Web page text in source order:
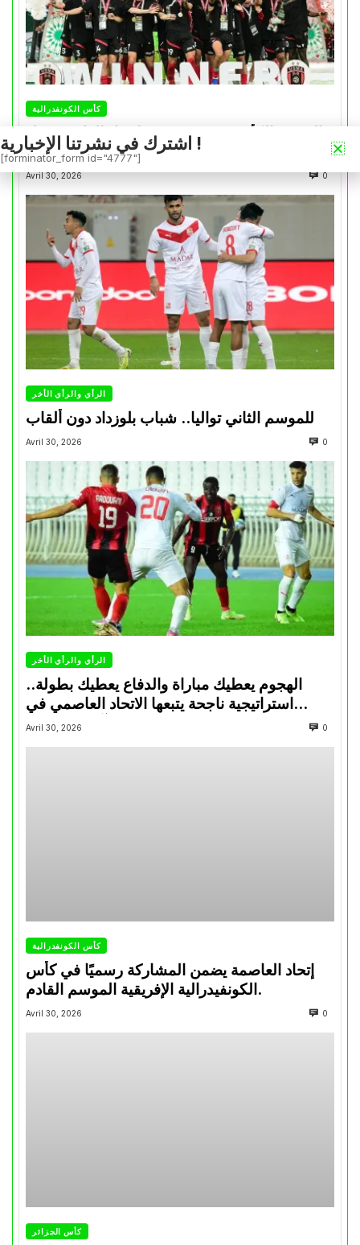
كأس الكونفدرالية
التتويج بالكأس.. دفعة معنوية لإتحاد العاصمة قبل
موقعة الزمالك في نهائي الكونفدرالية
Avril 30, 2026 0
الرأي والرأي الأخر
للموسم الثاني تواليا.. شباب بلوزداد دون ألقاب
Avril 30, 2026 0
الرأي والرأي الأخر
الهجوم يعطيك مباراة والدفاع يعطيك بطولة..
استراتيجية ناجحة يتبعها الاتحاد العاصمي في
تتويجاته آخر السنوات
Avril 30, 2026 0
كأس الكونفدرالية
إتحاد العاصمة يضمن المشاركة رسميًا في كأس
الكونفيدرالية الإفريقية الموسم القادم.
Avril 30, 2026 0
كأس الجزائر
اشترك في نشرتنا الإخبارية !
[forminator_form id="4777"]